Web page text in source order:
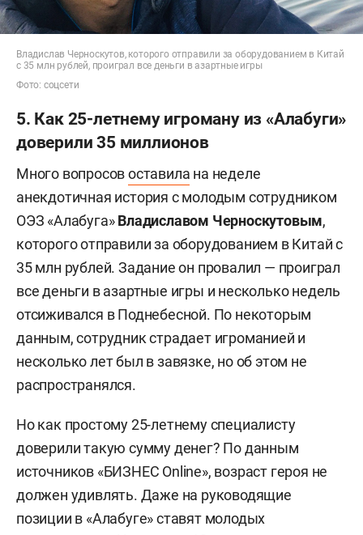
Владислав Черноскутов, которого отправили за оборудованием в Китай
с 35 млн рублей, проиграл все деньги в азартные игры
Фото: соцсети
5. Как 25-летнему игроману из «Алабуги»
доверили 35 миллионов
Много вопросовоставила на неделе
анекдотичная история с молодым сотрудником
ОЭЗ «Алабуга»Владиславом Черноскутовым,
которого отправили за оборудованием в Китай с
35 млн рублей. Задание он провалил — проиграл
все деньги в азартные игры и несколько недель
отсиживался в Поднебесной. По некоторым
данным, сотрудник страдает игроманией и
несколько лет был в завязке, но об этом не
распространялся.
Но как простому 25-летнему специалисту
доверили такую сумму денег? По данным
источников «БИЗНЕС Online», возраст героя не
должен удивлять. Даже на руководящие
позиции в «Алабуге» ставят молодых